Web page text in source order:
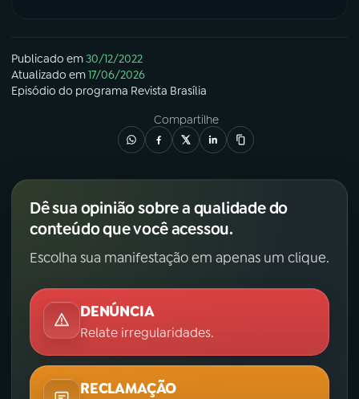
Publicado em30/12/2022
Atualizado em17/06/2026
Episódio do programa Revista Brasília
Compartilhe
Dê sua opinião sobre a qualidade do
conteúdo que você acessou.
Escolha sua manifestação em apenas um clique.
DENÚNCIA
Relate irregularidades.
RECLAMAÇÃO